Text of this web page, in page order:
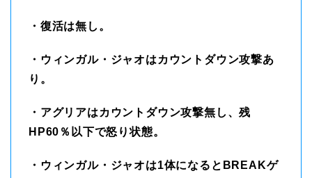
・復活は無し。
・ウィンガル・ジャオはカウントダウン攻撃あ
り。
・アグリアはカウントダウン攻撃無し、残
HP60％以下で怒り状態。
・ウィンガル・ジャオは1体になるとBREAKゲ